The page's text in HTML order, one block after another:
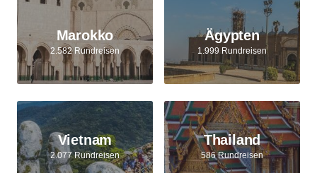
Marokko
2.582 Rundreisen
Ägypten
1.999 Rundreisen
Vietnam
2.077 Rundreisen
Thailand
586 Rundreisen